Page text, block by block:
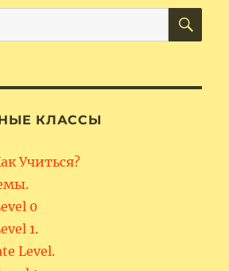
КЛАССЫ
Учиться?
0
1.
Level.